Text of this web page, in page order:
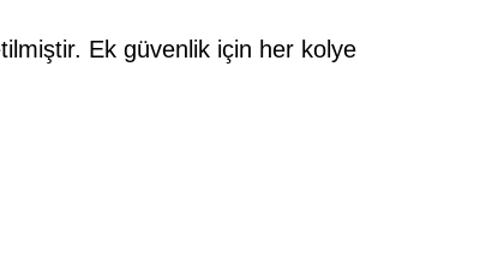
Ek güvenlik için her kolye